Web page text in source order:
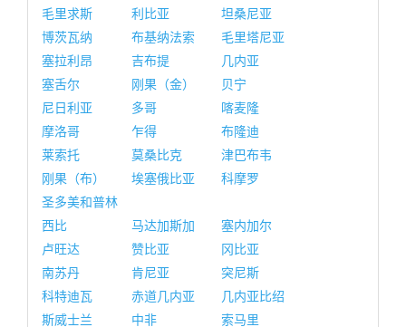
毛里求斯
利比亚
坦桑尼亚
博茨瓦纳
布基纳法索
毛里塔尼亚
塞拉利昂
吉布提
几内亚
塞舌尔
刚果（金）
贝宁
尼日利亚
多哥
喀麦隆
摩洛哥
乍得
布隆迪
莱索托
莫桑比克
津巴布韦
刚果（布）
埃塞俄比亚
科摩罗
圣多美和普林
西比
马达加斯加
塞内加尔
卢旺达
赞比亚
冈比亚
南苏丹
肯尼亚
突尼斯
科特迪瓦
赤道几内亚
几内亚比绍
斯威士兰
中非 索马里